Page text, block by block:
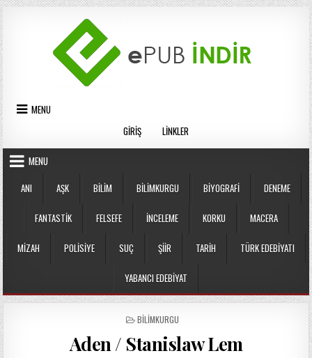
Skip
to
content
MENU
GIRIŞ
LINKLER
MENU
ANI
AŞK BILIM BILIMKURGU BIYOGRAFI DENEME
FANTASTIK FELSEFE İNCELEME KORKU MACERA
MIZAH POLISIYE SUÇ ŞIIR TARIH TÜRK EDEBIYATI
YABANCI EDEBIYAT
POSTED
BILIMKURGU
Aden / Stanislaw Lem